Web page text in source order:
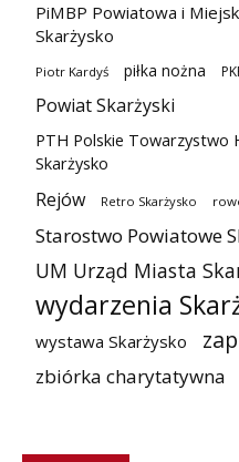
PiMBP Powiatowa i
Skarżysko
Piotr Kardyś piłka nożna
Powiat Skarżyski
PTH Polskie Towarzystwo
Skarżysko
Rejów Retro Skarżysko
Starostwo Powiatowe
UM Urząd Miasta
wydarzenia
wystawa Skarżysko
zbiórka charytatywna